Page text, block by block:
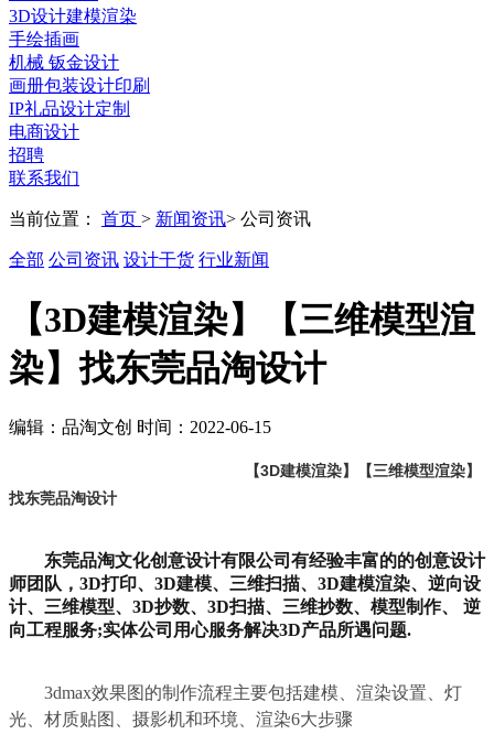
3D设计建模渲染
手绘插画
机械 钣金设计
画册包装设计印刷
IP礼品设计定制
电商设计
招聘
联系我们
当前位置： 首页 > 新闻资讯> 公司资讯
全部 公司资讯 设计干货 行业新闻
【3D建模渲染】【三维模型渲
染】找东莞品淘设计
编辑：品淘文创 时间：2022-06-15
【3D建模渲染】【三维模型渲染】
找东莞品淘设计
东莞品淘文化创意设计有限公司有经验丰富的的创意设计
师团队， 3D打印、 3D建模、三维扫描、 3D建模渲染、 逆向设
计、三维模型、 3D抄数、 3D扫描、三维抄数、模型制作、 逆
向工程服务;实体公司用心服务解决3D产品所遇问题.
3dmax效果图的制作流程主要包括建模、渲染设置、灯
光、材质贴图、摄影机和环境、渲染6大步骤